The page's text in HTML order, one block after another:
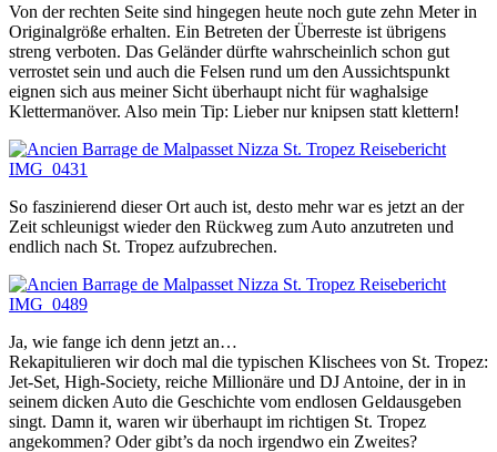
Von der rechten Seite sind hingegen heute noch gute zehn Meter in
Originalgröße erhalten. Ein Betreten der Überreste ist übrigens
streng verboten. Das Geländer dürfte wahrscheinlich schon gut
verrostet sein und auch die Felsen rund um den Aussichtspunkt
eignen sich aus meiner Sicht überhaupt nicht für waghalsige
Klettermanöver. Also mein Tip: Lieber nur knipsen statt klettern!
So faszinierend dieser Ort auch ist, desto mehr war es jetzt an der
Zeit schleunigst wieder den Rückweg zum Auto anzutreten und
endlich nach St. Tropez aufzubrechen.
Ja, wie fange ich denn jetzt an…
Rekapitulieren wir doch mal die typischen Klischees von St. Tropez:
Jet-Set, High-Society, reiche Millionäre und DJ Antoine, der in in
seinem dicken Auto die Geschichte vom endlosen Geldausgeben
singt. Damn it, waren wir überhaupt im richtigen St. Tropez
angekommen? Oder gibt’s da noch irgendwo ein Zweites?